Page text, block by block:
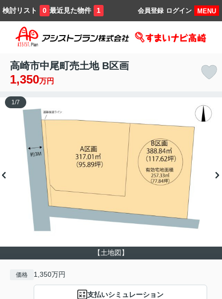
検討リスト 0 最近見た物件 1 MENU
ログイン
会員登録
高崎市中尾町売土地 B区画
1,350万円
【土地図】
1 /7
価格 1,350万円
支払いシミュレーション